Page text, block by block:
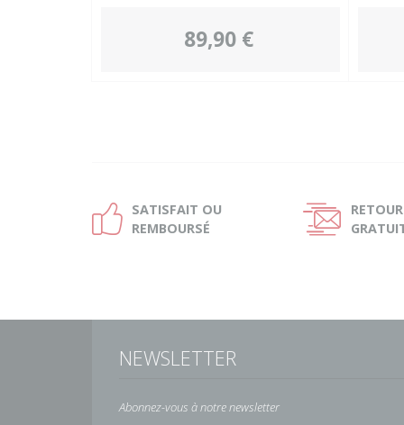
89,90 €
Ð SATISFAIT OU
REMBOURSÉ
Ñ
NEWSLETTER
Abonnez-vous à notre newsletter